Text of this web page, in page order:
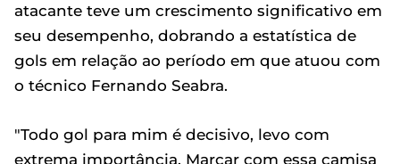
atacante teve um crescimento significativo em
seu desempenho, dobrando a estatística de
gols em relação ao período em que atuou com
o técnico Fernando Seabra.
"Todo gol para mim é decisivo, levo com
extrema importância. Marcar com essa camisa